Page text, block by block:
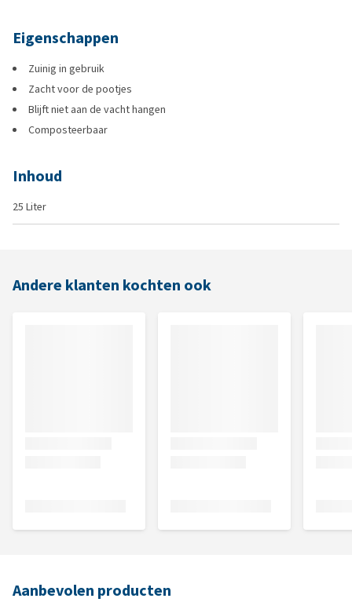
Eigenschappen
Zuinig in gebruik
Zacht voor de pootjes
Blijft niet aan de vacht hangen
Composteerbaar
Inhoud
25 Liter
Andere klanten kochten ook
Aanbevolen producten